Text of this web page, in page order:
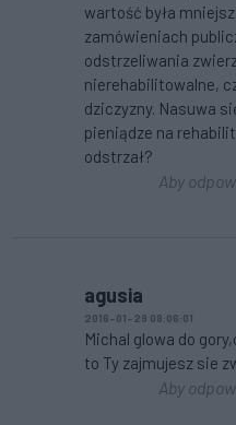
wartość była
zamówieniach
odstrzeliwania
nierehabilitowalne,
dziczyzny. Nasuwa
pieniądze na
odstrzał?
Aby
agusia
2016-01-29 08:06:01
Michal glowa do
to Ty zajmujesz sie
Aby